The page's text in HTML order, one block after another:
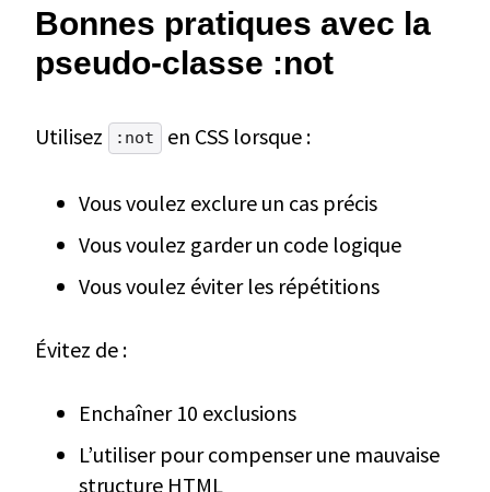
Bonnes pratiques avec la
pseudo-classe :not
Utilisez :not en CSS lorsque :
Vous voulez exclure un cas précis
Vous voulez garder un code logique
Vous voulez éviter les répétitions
Évitez de :
Enchaîner 10 exclusions
L’utiliser pour compenser une mauvaise
structure HTML